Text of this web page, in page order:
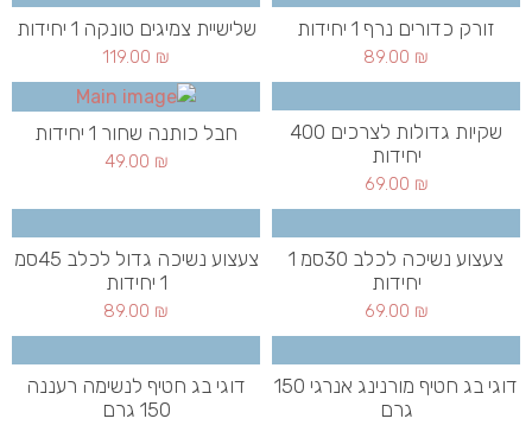
זורק כדורים נרף 1 יחידות
89.00 ₪
שלישיית צמיגים טונקה 1 יחידות
119.00 ₪
שקיות גדולות לצרכים 400
יחידות
69.00 ₪
חבל כותנה שחור 1 יחידות
49.00 ₪
צעצוע נשיכה לכלב 30סמ 1
יחידות
69.00 ₪
צעצוע נשיכה גדול לכלב 45סמ
1 יחידות
89.00 ₪
דוגי בג חטיף מורנינג אנרגי 150
גרם
דוגי בג חטיף לנשימה רעננה
150 גרם